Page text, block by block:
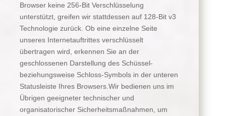
Browser keine 256-Bit Verschlüsselung
unterstützt, greifen wir stattdessen auf 128-Bit v3
Technologie zurück. Ob eine einzelne Seite
unseres Internetauftrittes verschlüsselt
übertragen wird, erkennen Sie an der
geschlossenen Darstellung des Schüssel-
beziehungsweise Schloss-Symbols in der unteren
Statusleiste Ihres Browsers.Wir bedienen uns im
Übrigen geeigneter technischer und
organisatorischer Sicherheitsmaßnahmen, um